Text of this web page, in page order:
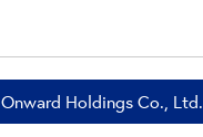
Onward Holdings Co., Ltd.